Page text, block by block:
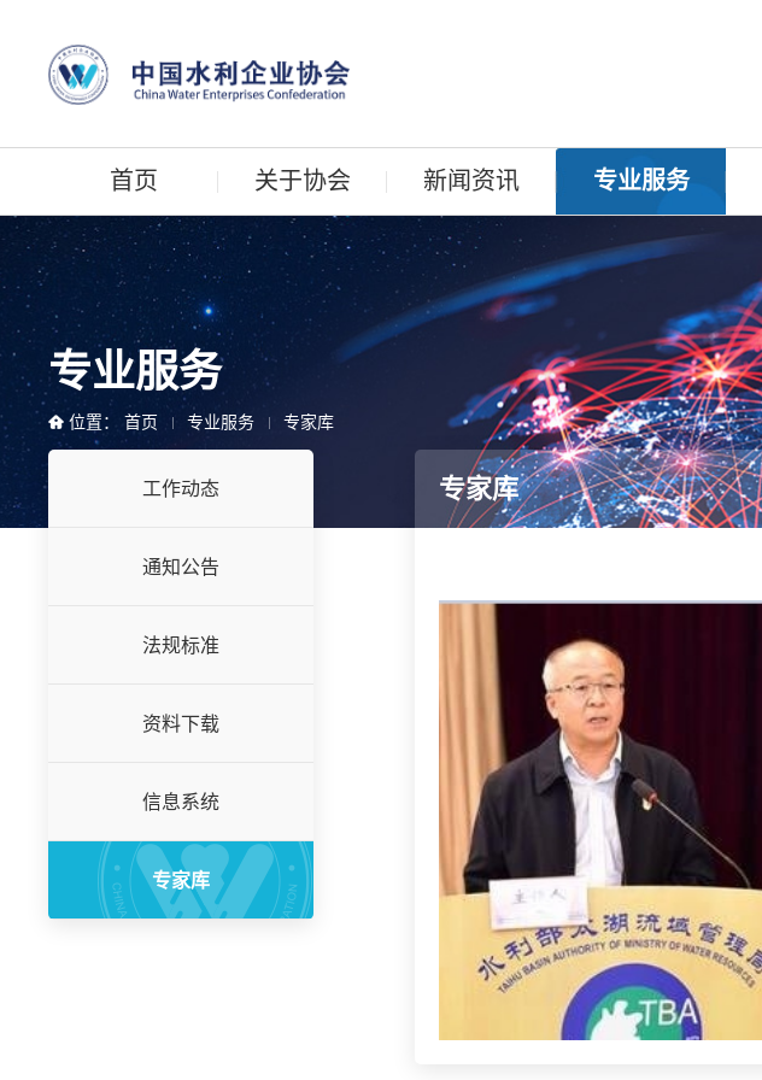
首页 关于协会 新闻资讯 专业服务
专业服务
位置： 首页 专业服务 专家库
工作动态
通知公告
法规标准
资料下载
信息系统
专家库
专家库